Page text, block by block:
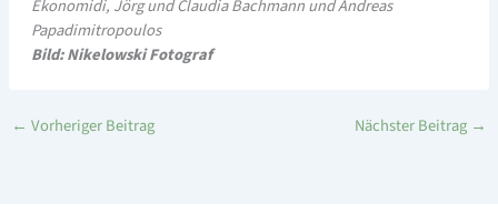
Ekonomidi, Jörg und Claudia Bachmann und Andreas
Papadimitropoulos
Bild: Nikelowski Fotograf
← Vorheriger Beitrag Nächster Beitrag →